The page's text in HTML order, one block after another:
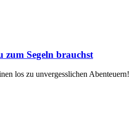
Segeln brauchst
los zu unvergesslichen Abenteuern!